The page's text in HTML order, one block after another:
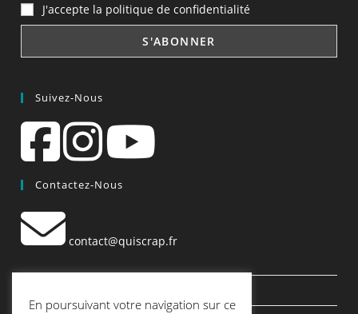
J'accepte la politique de confidentialité
Suivez-Nous
Contactez-Nous
contact@quiscrap.fr
En poursuivant votre navigation sur ce